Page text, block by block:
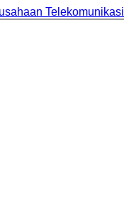
Telekomunikasi